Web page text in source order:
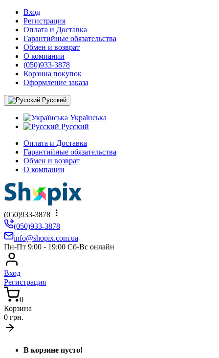
Вход
Регистрация
Оплата и Доставка
Гарантийные обязательства
Обмен и возврат
О компании
(050)933-3878
Корзина покупок
Оформление заказа
Русский
Українська
Русский
Оплата и Доставка
Гарантийные обязательства
Обмен и возврат
О компании
(050)933-3878
(050)933-3878
info@shopix.com.ua
Пн-Пт 9:00 - 19:00 Сб-Вс онлайн
Вход
Регистрация
0
Корзина
0 грн.
В корзине пусто!